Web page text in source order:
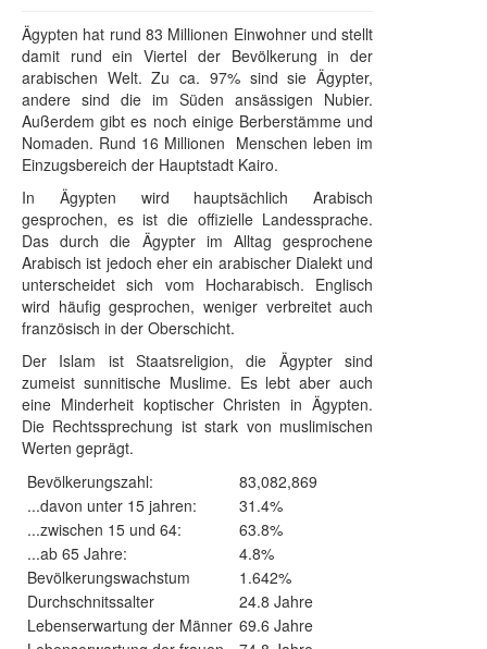
Ägypten hat rund 83 Millionen Einwohner und stellt
damit rund ein Viertel der Bevölkerung in der
arabischen Welt. Zu ca. 97% sind sie Ägypter,
andere sind die im Süden ansässigen Nubier.
Außerdem gibt es noch einige Berberstämme und
Nomaden. Rund 16 Millionen Menschen leben im
Einzugsbereich der Hauptstadt Kairo.
In Ägypten wird hauptsächlich Arabisch
gesprochen, es ist die offizielle Landessprache.
Das durch die Ägypter im Alltag gesprochene
Arabisch ist jedoch eher ein arabischer Dialekt und
unterscheidet sich vom Hocharabisch. Englisch
wird häufig gesprochen, weniger verbreitet auch
französisch in der Oberschicht.
Der Islam ist Staatsreligion, die Ägypter sind
zumeist sunnitische Muslime. Es lebt aber auch
eine Minderheit koptischer Christen in Ägypten.
Die Rechtssprechung ist stark von muslimischen
Werten geprägt.
Bevölkerungszahl:
83,082,869
...davon unter 15 jahren:
31.4%
...zwischen 15 und 64:
63.8%
...ab 65 Jahre:
4.8%
Bevölkerungswachstum
1.642%
Durchschnitssalter
24.8 Jahre
Lebenserwartung der Männer 69.6 Jahre